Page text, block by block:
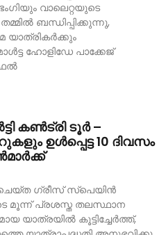
വാലെറ്റയുടെ
ബന്ധിപ്പിക്കുന്നു,
യാത്രികർക്കും
ഹോളിഡേ പാക്കേജ്
കൺട്രി ടൂർ –
ഉൾപ്പെട്ട 10 ദിവസം
ഗ്രീസ് സ്പെയിൻ
മൂന്ന് പ്രശസ്ത തലസ്ഥാന
യാത്രയിൽ കൂട്ടിച്ചേർത്ത്,